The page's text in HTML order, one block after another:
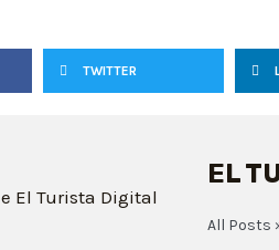
TWITTER
EL
All Posts